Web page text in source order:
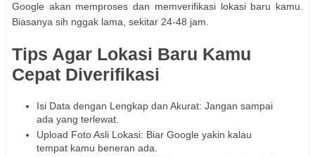
Google akan memproses dan memverifikasi lokasi baru kamu.
Biasanya sih nggak lama, sekitar 24-48 jam.
Tips Agar Lokasi Baru Kamu
Cepat Diverifikasi
Isi Data dengan Lengkap dan Akurat: Jangan sampai
ada yang terlewat.
Upload Foto Asli Lokasi: Biar Google yakin kalau
tempat kamu beneran ada.